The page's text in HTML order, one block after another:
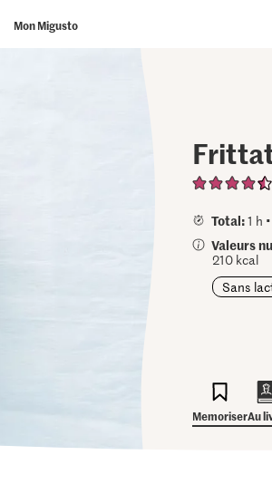
Mon Migusto
Total:1 h
Valeurs
210 kcal
Sans
MemoriserAu